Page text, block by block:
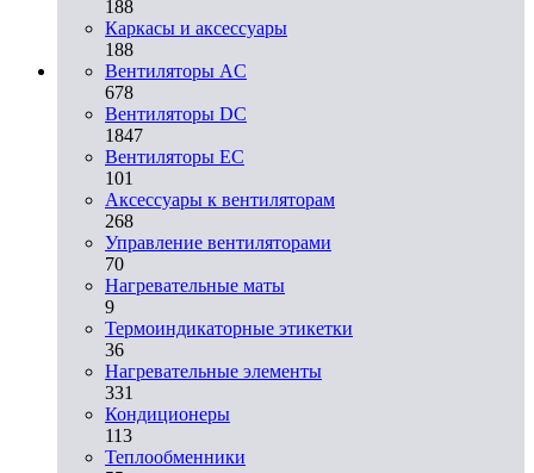
188
Каркасы и аксессуары
188
Вентиляторы AC
678
Вентиляторы DC
1847
Вентиляторы EC
101
Аксессуары к вентиляторам
268
Управление вентиляторами
70
Нагревательные маты
9
Термоиндикаторные этикетки
36
Нагревательные элементы
331
Кондиционеры
113
Теплообменники